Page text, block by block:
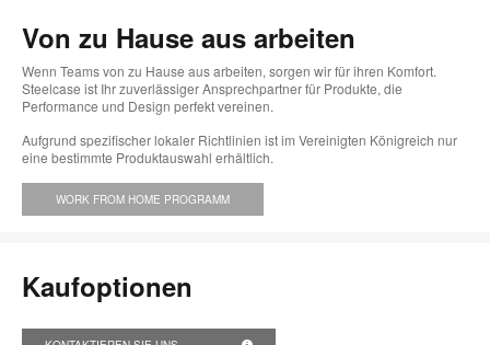
Von zu Hause aus arbeiten
Wenn Teams von zu Hause aus arbeiten, sorgen wir für ihren Komfort.
Steelcase ist Ihr zuverlässiger Ansprechpartner für Produkte, die
Performance und Design perfekt vereinen.
Aufgrund spezifischer lokaler Richtlinien ist im Vereinigten Königreich nur
eine bestimmte Produktauswahl erhältlich.
WORK FROM HOME PROGRAMM
Kaufoptionen